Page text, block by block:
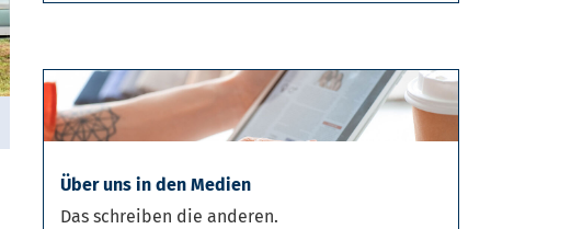
Über uns in den Medien
Das schreiben die anderen.